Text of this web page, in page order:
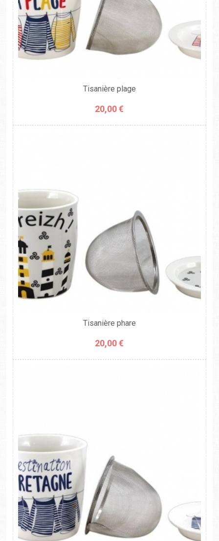
Tisanière plage
20,00 €
Tisanière phare
20,00 €